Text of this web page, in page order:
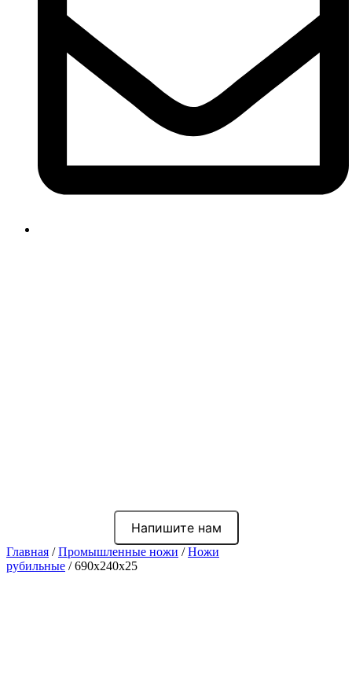
Напишите нам
Главная /Промышленные ножи /Ножи
рубильные / 690x240x25